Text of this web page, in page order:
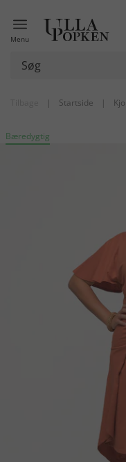
Menu
| Startside |
Bæredygtig